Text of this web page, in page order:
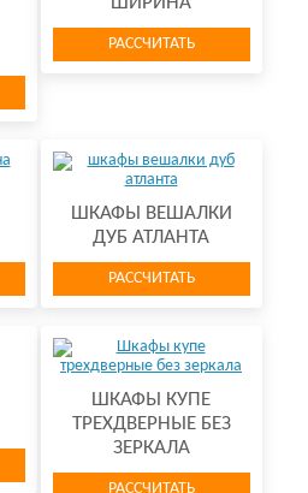
РАССЧИТАТЬ
ШКАФЫ ВЕШАЛКИ
ДУБ АТЛАНТА
РАССЧИТАТЬ
ШКАФЫ КУПЕ
ТРЕХДВЕРНЫЕ БЕЗ
ЗЕРКАЛА
РАССЧИТАТЬ